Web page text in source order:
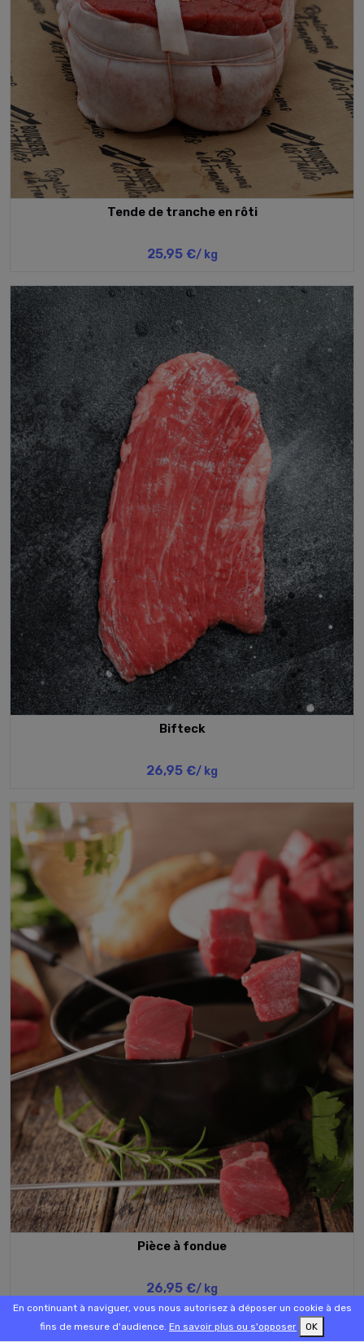
Tende de tranche en rôti
25,95 €/ kg
Bifteck
26,95 €/ kg
Pièce à fondue
26,95 €/ kg
En continuant à naviguer, vous nous autorisez à déposer un cookie à des
fins de mesure d'audience. En savoir plus ou s'opposer OK